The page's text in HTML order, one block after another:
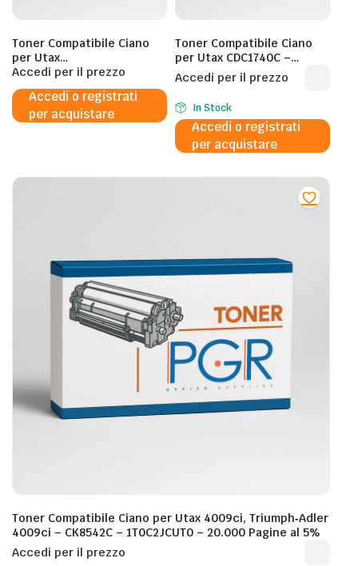
Toner Compatibile Ciano
per Utax
5009ci,6009ci,Triumph‐
Adler 5009ci – CK8543C –
1T0C2GCUT0 – 24.000
Pagine al 5%
Accedi per il prezzo
Accedi o registrati
per acquistare
Toner Compatibile Ciano
per Utax CDC1740C –
18.000 Pagine al 5%
Accedi per il prezzo
In Stock
Accedi o registrati
per acquistare
Toner Compatibile Ciano per Utax 4009ci, Triumph‐Adler
4009ci – CK8542C – 1T0C2JCUT0 – 20.000 Pagine al 5%
Accedi per il prezzo